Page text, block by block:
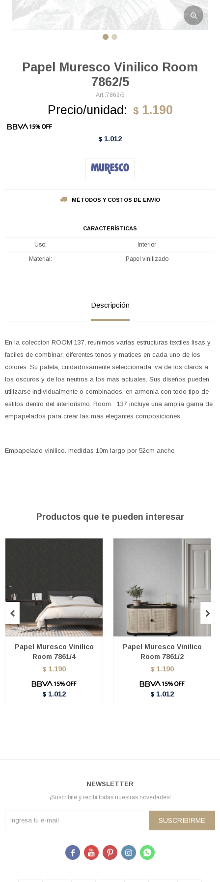
Papel Muresco Vinilico Room
7862/5
7862/5
Precio/unidad: $ 1.190
$ 1.012
MÉTODOS Y COSTOS DE ENVÍO
CARACTERÍSTICAS
Uso Interior
Material Papel vinilizado
Descripción
En la coleccion ROOM 137, reunimos varias estructuras textiles lisas y
faciles de combinar; diferentes tonos y matices en cada uno de los
colores. Su paleta, cuidadosamente seleccionada, va de los claros a
los oscuros y de los neutros a los mas actuales. Sus diseños pueden
utilizarse individualmente o combinados, en armonia con todo tipo de
estilos dentro del interiorismo. Room 137 incluye una amplia gama de
empapelados para crear las mas elegantes composiciones
Empapelado vinilico. medidas 10m largo por 52cm ancho
Productos que te pueden interesar
Papel Muresco Vinilico
Room 7861/4
$ 1.190
$ 1.012
Papel Muresco Vinilico
Room 7861/2
$ 1.190
$ 1.012
 
NEWSLETTER
¡Suscribite y recibí todas nuestras novedades!
SUSCRIBIRME
    